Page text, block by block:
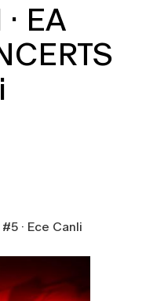
EA
· Ece Canli